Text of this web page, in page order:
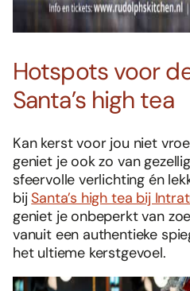
Hotspots voor
Santa’s high tea
Kan kerst voor jou niet
geniet je ook zo van
sfeervolle verlichting én
bijSanta’s high tea bij
geniet je onbeperkt van
vanuit een authentieke
het ultieme kerstgevoel.